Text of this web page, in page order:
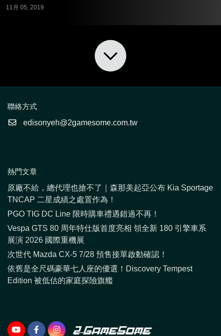
11月 05, 2019
聯絡方式
edisonyeh@2gamesome.com.tw
熱門文章
原廠不給，總代理也搶不了｜森那美起亞公布 Kia Sportage
TNCAP 二星成績之處置作為！
PGO TIG DC Line 限時購車禮遇錯過不再！
Vespa GTS 80 周年特仕版首度亮相 領全新 180 引擎車系
展演 2026 國際重機展
次世代 Mazda CX-5 7/28 預售接單啟動確認！
依舊是全尺碼豪華七人座的優選！Discovery Tempest
Edition 被低估的家庭探險旗艦